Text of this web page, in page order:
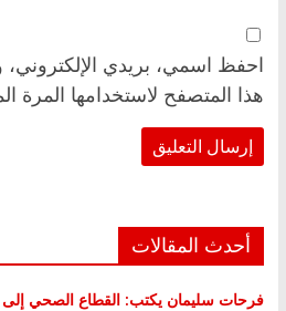
احفظ اسمي، بريدي الإلكتروني،
هذا المتصفح لاستخدامها المرة
أحدث المقالات
فرحات سليمان يكتب: القطاع الصحي إلى